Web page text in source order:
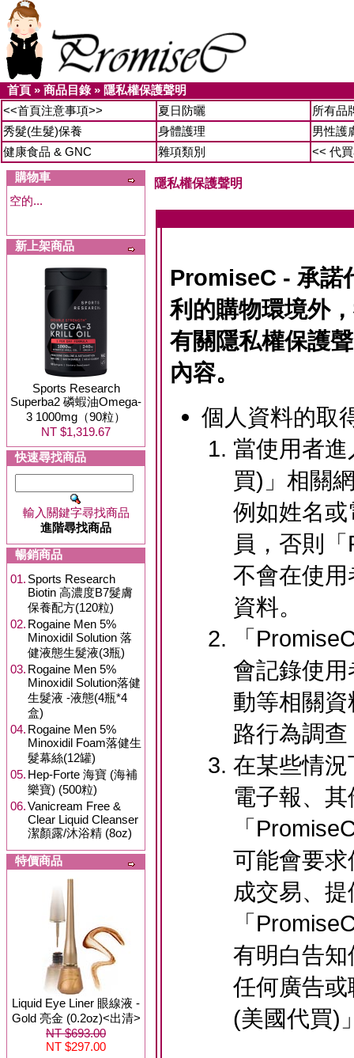
首頁 » 商品目錄» 隱私權保護聲明
<<首頁注意事項>>
夏日防曬
所有品
秀髮(生髮)保養
身體護理
男性護
健康食品 & GNC
雜項類別
<< 代
購物車
空的...
新上架商品
Sports Research
Superba2 磷蝦油Omega-
3 1000mg（90粒）
NT $1,319.67
快速尋找商品
輸入關鍵字尋找商品
進階尋找商品
暢銷商品
01. Sports Research
Biotin 高濃度B7髮膚
保養配方(120粒)
02. Rogaine Men 5%
Minoxidil Solution 落
健液態生髮液(3瓶)
03. Rogaine Men 5%
Minoxidil Solution落健
生髮液 -液態(4瓶*4
盒)
04. Rogaine Men 5%
Minoxidil Foam落健生
髮幕絲(12罐)
05. Hep-Forte 海寶 (海補
樂寶) (500粒)
06.Vanicream Free &
Clear Liquid Cleanser
潔顏露/沐浴精 (8oz)
特價商品
Liquid Eye Liner 眼線液 -
Gold 亮金 (0.2oz)<出清>
NT $693.00
NT $297.00
隱私權保護聲明
PromiseC - 承諾
利的購物環境外
有關隱私權保護
內容。
個人資料的取
當使用者
買)」相關
例如姓名
員，否則
不會在使
資料。
「
會記錄使
動等相關
路行為調
在某些情
電子報、
「
可能會要
成交易、
「
有明白告
任何廣告
(美國代買)